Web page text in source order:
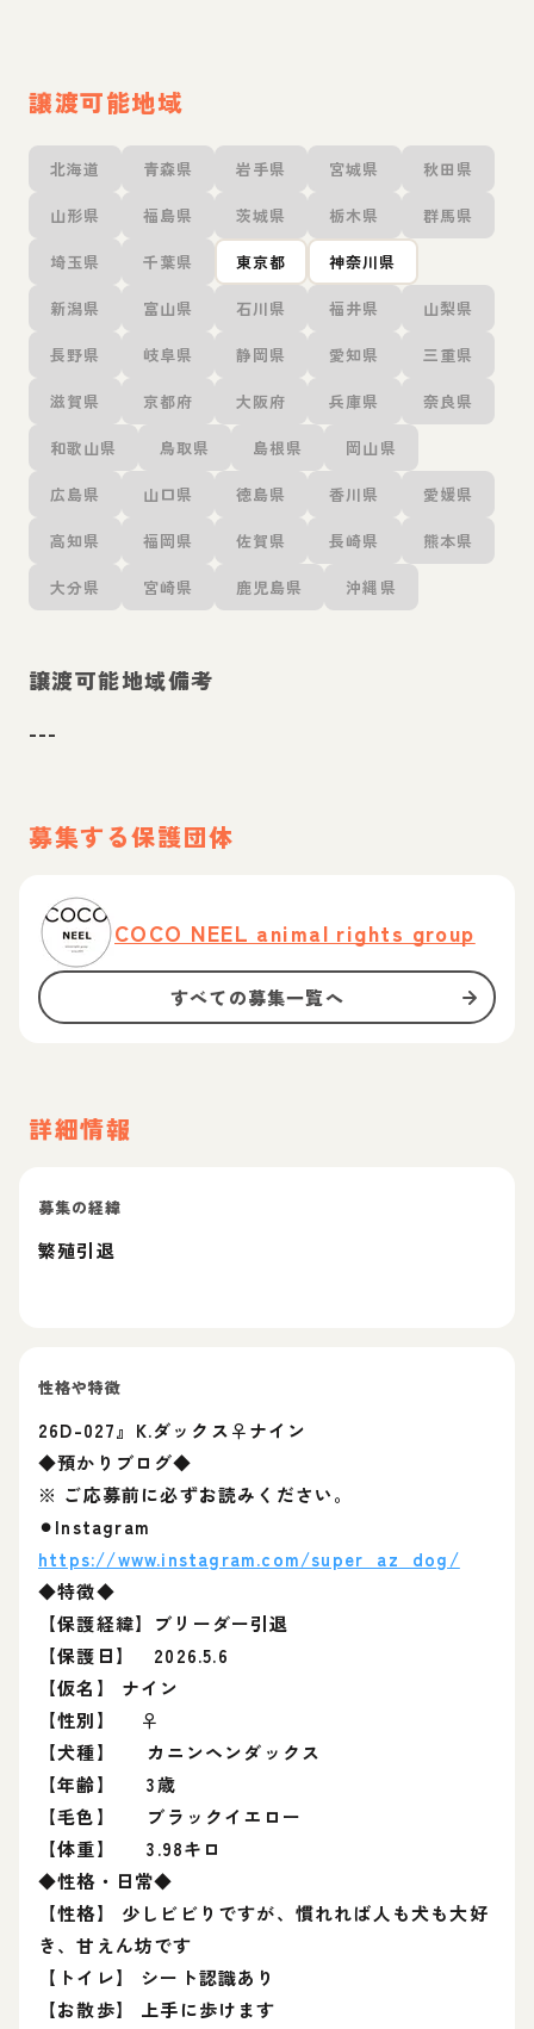
譲渡可能地域
北海道 青森県 岩手県 宮城県 秋田県
山形県 福島県 茨城県 栃木県 群馬県
埼玉県 千葉県 東京都 神奈川県
新潟県 富山県 石川県 福井県 山梨県
長野県 岐阜県 静岡県 愛知県 三重県
滋賀県 京都府 大阪府 兵庫県 奈良県
和歌山県 鳥取県 島根県 岡山県
広島県 山口県 徳島県 香川県 愛媛県
高知県 福岡県 佐賀県 長崎県 熊本県
大分県 宮崎県 鹿児島県 沖縄県
譲渡可能地域備考
---
募集する保護団体
COCO NEEL animal rights group
すべての募集一覧へ
詳細情報
募集の経緯
繁殖引退
性格や特徴
26D-027』K.ダックス♀ナイン
◆預かりブログ◆
※ ご応募前に必ずお読みください。
⚫︎Instagram
https://www.instagram.com/super_az_dog/
◆特徴◆
【保護経緯】ブリーダー引退
【保護日】 2026.5.6
【仮名】 ナイン
【性別】 ♀
【犬種】 カニンヘンダックス
【年齢】 3歳
【毛色】 ブラックイエロー
【体重】 3.98キロ
◆性格・日常◆
【性格】 少しビビりですが、慣れれば人も犬も大好
き、甘えん坊です
【トイレ】 シート認識あり
【お散歩】 上手に歩けます